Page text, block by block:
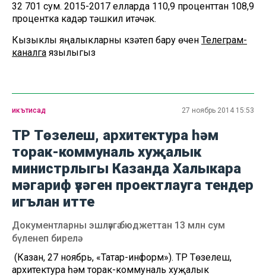
32 701 сум. 2015-2017 елларда 110,9 проценттан 108,9
процентка кадәр тәшкил итәчәк.
Кызыклы яңалыкларны күзәтеп бару өчен Телеграм-
каналга язылыгыз
икътисад 27 ноябрь 2014 15:53
ТР Төзелеш, архитектура һәм
торак-коммуналь хуҗалык
министрлыгы Казанда Халыкара
мәгариф үзәген проектлауга тендер
игълан итте
Документларны эшләүгә бюджеттан 13 млн сум
бүленеп бирелә
(Казан, 27 ноябрь, «Татар-информ»). ТР Төзелеш,
архитектура һәм торак-коммуналь хуҗалык